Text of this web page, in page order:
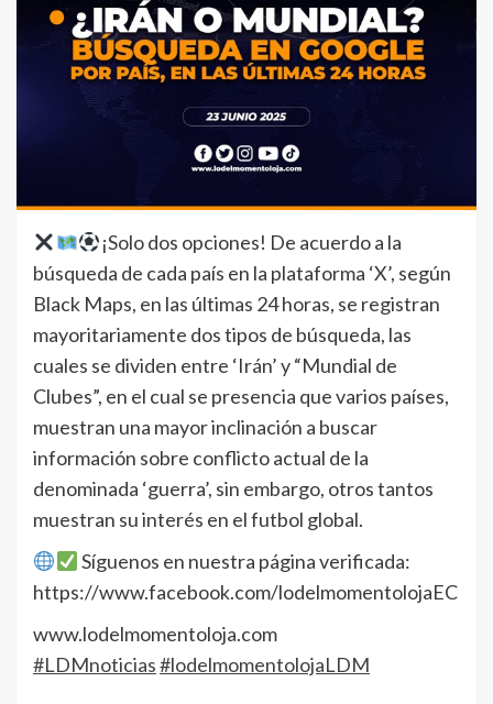
¡Solo dos opciones! De acuerdo a la
búsqueda de cada país en la plataforma ‘X’, según
Black Maps, en las últimas 24 horas, se registran
mayoritariamente dos tipos de búsqueda, las
cuales se dividen entre ‘Irán’ y “Mundial de
Clubes”, en el cual se presencia que varios países,
muestran una mayor inclinación a buscar
información sobre conflicto actual de la
denominada ‘guerra’, sin embargo, otros tantos
muestran su interés en el futbol global.
Síguenos en nuestra página verificada:
https://www.facebook.com/lodelmomentolojaEC
www.lodelmomentoloja.com
#LDMnoticias#lodelmomentolojaLDM